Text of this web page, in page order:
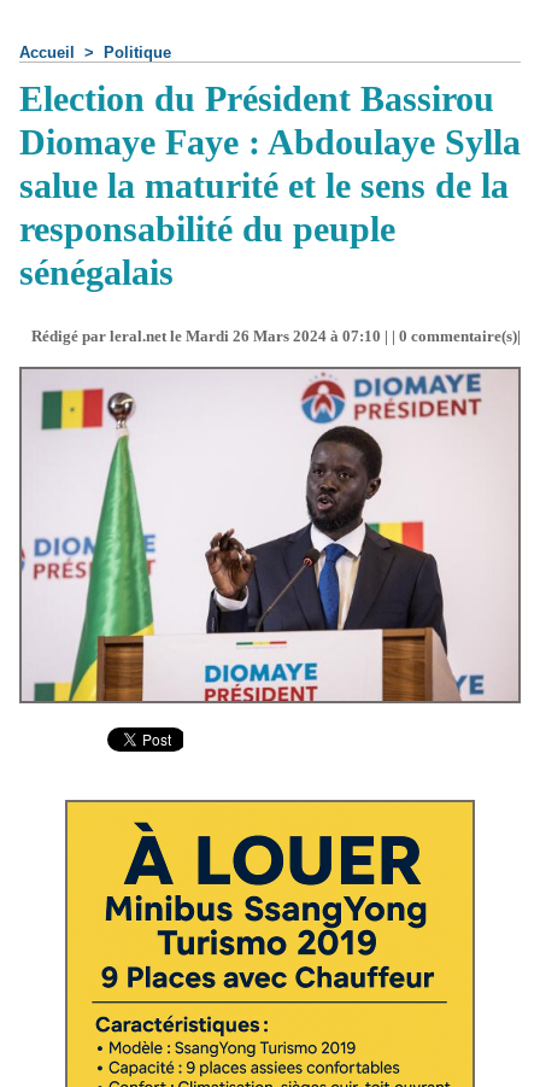
Accueil > Politique
Election du Président Bassirou
Diomaye Faye : Abdoulaye Sylla
salue la maturité et le sens de la
responsabilité du peuple
sénégalais
Rédigé par leral.net le Mardi 26 Mars 2024 à 07:10 | | 0 commentaire(s)|